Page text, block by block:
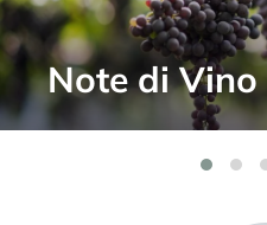
Trading